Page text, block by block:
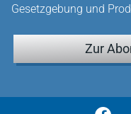
Gesetzgebung und
Zur